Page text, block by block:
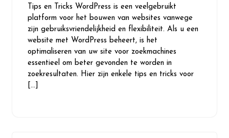
Tips en Tricks WordPress is een veelgebruikt
platform voor het bouwen van websites vanwege
zijn gebruiksvriendelijkheid en flexibiliteit. Als u een
website met WordPress beheert, is het
optimaliseren van uw site voor zoekmachines
essentieel om beter gevonden te worden in
zoekresultaten. Hier zijn enkele tips en tricks voor
[…]